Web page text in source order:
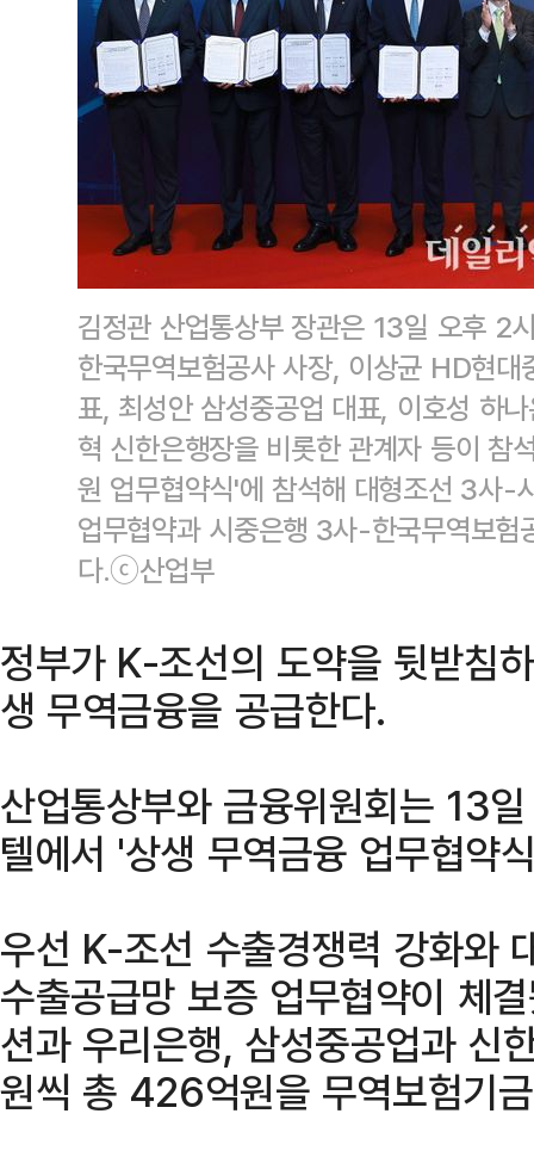
김정관 산업통상부 장관은 13일 오후 2
한국무역보험공사 사장, 이상균 HD현
표, 최성안 삼성중공업 대표, 이호성 하
혁 신한은행장을 비롯한 관계자 등이 참
원 업무협약식'에 참석해 대형조선 3사-
업무협약과 시중은행 3사-한국무역보험
다.ⓒ산업부
정부가 K-조선의 도약을 뒷받침
생 무역금융을 공급한다.
산업통상부와 금융위원회는 13
텔에서 '상생 무역금융 업무협약
우선 K-조선 수출경쟁력 강화와
수출공급망 보증 업무협약이 체
션과 우리은행, 삼성중공업과 신
원씩 총 426억원을 무역보험기